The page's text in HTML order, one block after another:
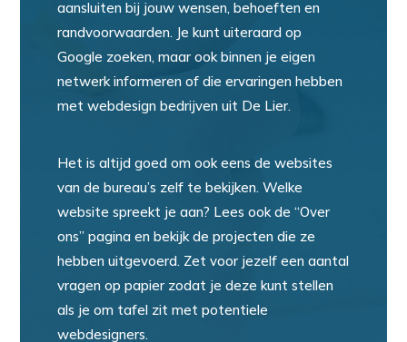
aansluiten bij jouw wensen, behoeften en
randvoorwaarden. Je kunt uiteraard op
Google zoeken, maar ook binnen je eigen
netwerk informeren of die ervaringen hebben
met webdesign bedrijven uit De Lier.
Het is altijd goed om ook eens de websites
van de bureau’s zelf te bekijken. Welke
website spreekt je aan? Lees ook de “Over
ons” pagina en bekijk de projecten die ze
hebben uitgevoerd. Zet voor jezelf een aantal
vragen op papier zodat je deze kunt stellen
als je om tafel zit met potentiele
webdesigners.